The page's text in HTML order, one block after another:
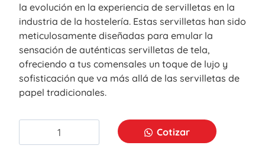
la evolución en la experiencia de servilletas en la
industria de la hostelería. Estas servilletas han sido
meticulosamente diseñadas para emular la
sensación de auténticas servilletas de tela,
ofreciendo a tus comensales un toque de lujo y
sofisticación que va más allá de las servilletas de
papel tradicionales.
Cotizar